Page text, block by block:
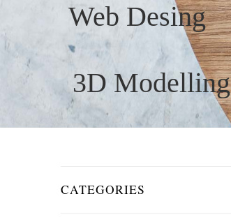
3D Modelling
Web Desing
CATEGORIES